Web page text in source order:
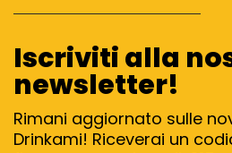
Iscriviti alla
newsletter!
Rimani aggiornato sulle
Drinkami! Riceverai un